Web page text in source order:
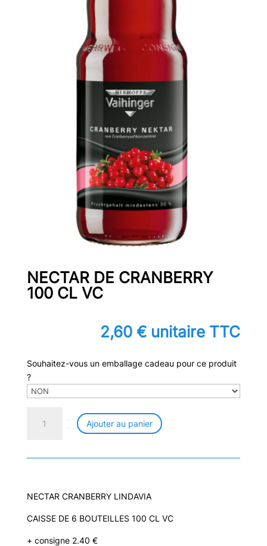
NECTAR DE CRANBERRY
100 CL VC
2,60€ unitaire TTC
Souhaitez-vous un emballage cadeau pour ce produit
?
CL
Ajouter au panier
NECTAR CRANBERRY LINDAVIA
CAISSE DE 6 BOUTEILLES 100 CL VC
+ consigne 2.40 €